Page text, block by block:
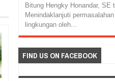
Bitung Hengky Honandar, SE
Menindaklanjuti
lingkungan oleh...
FIND US ON FACEBOOK